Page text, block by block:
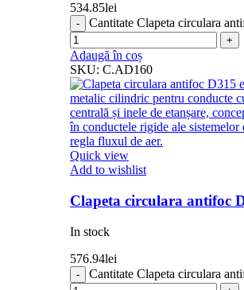
534.85lei
Cantitate Clapeta circulara
Adaugă în coș
SKU: C.AD160
Quick view
Add to wishlist
Clapeta circulara antifoc
In stock
576.94lei
Cantitate Clapeta circulara